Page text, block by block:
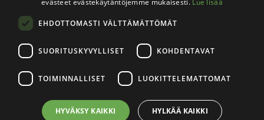
Rekisteri- ja tietosuojaseloste
Jälleenmyyjät
Tapahtumat
Teuvo Louhisola Oy. Verkkosivutoteutus:Avoin.Systems
evästeet evästekäytäntöjemme mukaisesti. Lue lisää
EHDOTTOMASTI VÄLTTÄMÄTTÖMÄT
SUORITUSKYVYLLISET KOHDENTAVAT
TOIMINNALLISET LUOKITTELEMATTOMAT
HYVÄKSY KAIKKI HYLKÄÄ KAIKKI